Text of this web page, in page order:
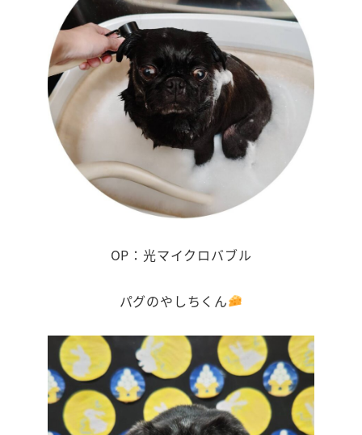
OP：光マイクロバブル
パグのやしちくん